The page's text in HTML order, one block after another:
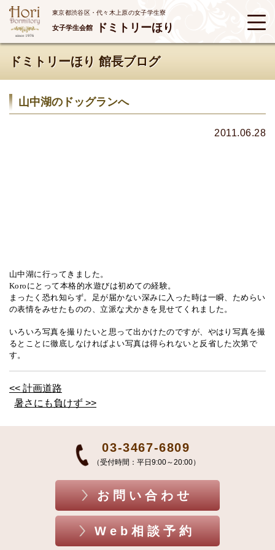
東京都渋谷区・代々木上原の女子学生寮
女子学生会館 ドミトリーほり
ドミトリーほり 館長ブログ
山中湖のドッグランへ
2011.06.28
山中湖に行ってきました。
Koro にとって本格的水遊びは初めての経験。
まったく恐れ知らず。足が届かない深みに入った時は一瞬、ためらい
の表情をみせたものの、立派な犬かきを見せてくれました。
いろいろ写真を撮りたいと思って出かけたのですが、やはり写真を撮
るとことに徹底しなければよい写真は得られないと反省した次第で
す。
<< 計画道路
暑さにも負けず >>
03-3467-6809
（受付時間：平日9:00～20:00）
お問い合わせ
Web相談予約